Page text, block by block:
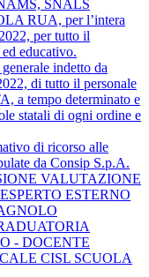
SNALS
RUA, per l’intera
per tutto il
educativo.
indetto da
di tutto il personale
a tempo determinato e
statali di ogni ordine e
di ricorso alle
da Consip S.p.A.
VALUTAZIONE
ESTERNO
- DOCENTE
CISL SCUOLA